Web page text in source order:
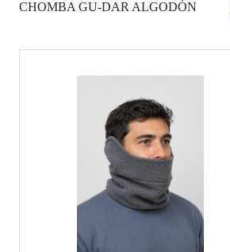
CHOMBA GU-DAR ALGODÓN